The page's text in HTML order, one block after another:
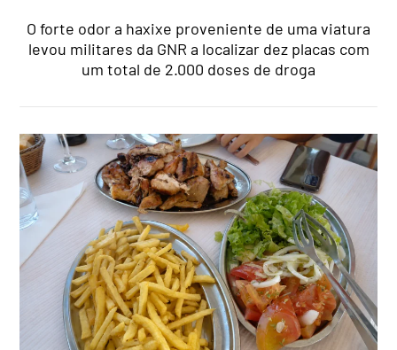
O forte odor a haxixe proveniente de uma viatura
levou militares da GNR a localizar dez placas com
um total de 2.000 doses de droga